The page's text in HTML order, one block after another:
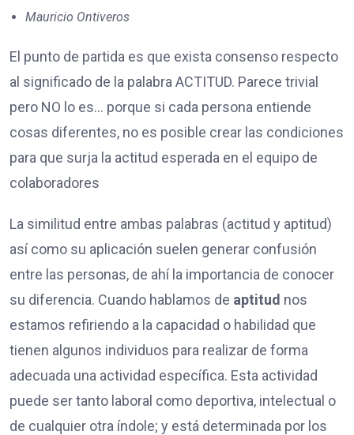
Mauricio Ontiveros
El punto de partida es que exista consenso respecto
al significado de la palabra ACTITUD. Parece trivial
pero NO lo es… porque si cada persona entiende
cosas diferentes, no es posible crear las condiciones
para que surja la actitud esperada en el equipo de
colaboradores
La similitud entre ambas palabras (actitud y aptitud)
así como su aplicación suelen generar confusión
entre las personas, de ahí la importancia de conocer
su diferencia. Cuando hablamos de aptitud nos
estamos refiriendo a la capacidad o habilidad que
tienen algunos individuos para realizar de forma
adecuada una actividad específica. Esta actividad
puede ser tanto laboral como deportiva, intelectual o
de cualquier otra índole; y está determinada por los